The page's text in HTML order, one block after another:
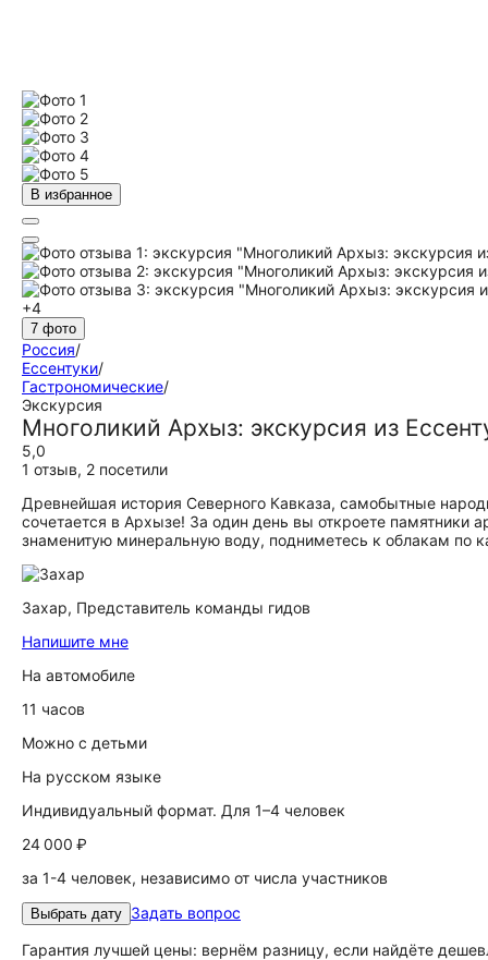
В избранное
+4
7 фото
Россия/
Ессентуки/
Гастрономические/
Экскурсия
Многоликий Архыз: экскурсия из
5,0
1 отзыв, 2 посетили
Древнейшая история Северного Кавказа, самобытные
сочетается в Архызе! За один день вы откроете памятники
знаменитую минеральную воду, подниметесь к облакам по
Захар, Представитель команды гидов
Напишите мне
На автомобиле
11 часов
Можно с детьми
На русском языке
Индивидуальный формат. Для 1–4 человек
24 000 ₽
за 1-4 человек, независимо от числа участников
Выбрать дату Задать вопрос
Гарантия лучшей цены: вернём разницу, если найдёте